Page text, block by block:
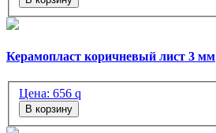
Керамопласт коричневый лист 3 мм
Цена: 656 q
В корзину